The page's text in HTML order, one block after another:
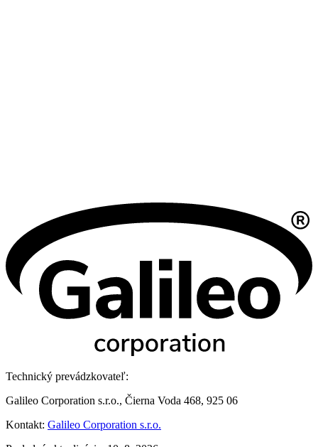
Technický prevádzkovateľ:
Galileo Corporation s.r.o., Čierna Voda 468, 925 06
Kontakt: Galileo Corporation s.r.o.